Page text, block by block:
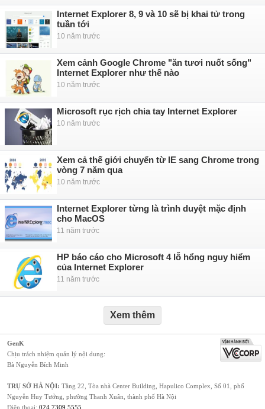
Internet Explorer 8, 9 và 10 sẽ bị khai tử trong
tuần tới
10 năm trước
Xem cảnh Google Chrome "ăn tươi nuốt sống"
Internet Explorer như thế nào
10 năm trước
Microsoft rục rịch chia tay Internet Explorer
10 năm trước
Xem cả thế giới chuyển từ IE sang Chrome trong
vòng 7 năm qua
10 năm trước
Internet Explorer từng là trình duyệt mặc định
cho MacOS
11 năm trước
HP báo cáo cho Microsoft 4 lỗ hổng nguy hiểm
của Internet Explorer
11 năm trước
Xem thêm
GenK
Chịu trách nhiệm quản lý nội dung:
Bà Nguyễn Bích Minh
TRỤ SỞ HÀ NỘI: Tầng 22, Tòa nhà Center Building, Hapulico Complex, Số 01, phố
Nguyễn Huy Tưởng, phường Thanh Xuân, thành phố Hà Nội
Điện thoại: 024 7309 5555